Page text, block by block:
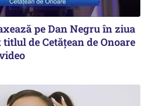
pe Dan Negru în ziua
de Cetățean de Onoare